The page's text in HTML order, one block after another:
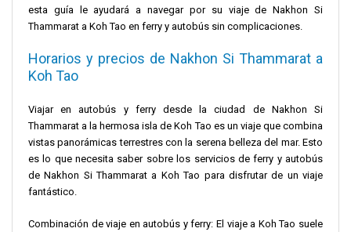
esta guía le ayudará a navegar por su viaje de Nakhon Si
Thammarat a Koh Tao en ferry y autobús sin complicaciones.
Horarios y precios de Nakhon Si Thammarat a
Koh Tao
Viajar en autobús y ferry desde la ciudad de Nakhon Si
Thammarat a la hermosa isla de Koh Tao es un viaje que combina
vistas panorámicas terrestres con la serena belleza del mar. Esto
es lo que necesita saber sobre los servicios de ferry y autobús
de Nakhon Si Thammarat a Koh Tao para disfrutar de un viaje
fantástico.
Combinación de viaje en autobús y ferry: El viaje a Koh Tao suele